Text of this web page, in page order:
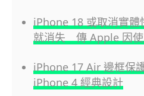
iPhone 18 或取消實
就消失 傳 Apple 因使
iPhone 17 Air 邊框保
iPhone 4 經典設計